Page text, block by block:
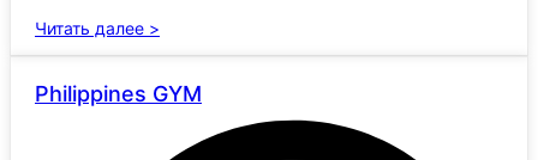
Читать далее >
Philippines GYM